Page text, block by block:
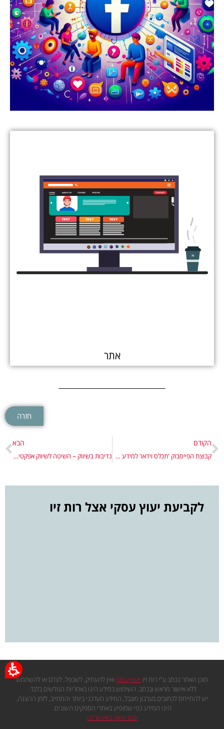
אתר
חזרה
הקודם
קבוצת הפייסבוק 'תכלס וידאו' למידע על שיווק בוידאו
הבא
נדיבות בשיווק – השיטה לשיווק אפקטיבי ללא לחץ
לקביעת יעוץ עסקי אצל רות זיו
תוכן האתר נכתב ע"י רות זיו ייעוץ עסקי ואין להעתיק, לשכפל, לצלם או להשתמש
ללא אישור מראש ובכתב. השימוש במידע הינו באחריות הגולשים בלבד.
יש להתייחס לכתובים בערבון מוגבל, המידע העדכני ביותר והמחייב, לזמן ההצגה,
הינו המידע כפי שמופיע באתרי הספקים השונים.
עגם שיווק באינטרנט